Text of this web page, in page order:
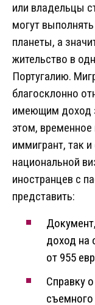
или владельцы
могут
планеты, а
жительство в
Португалию.
благосклонно
имеющим доход
этом,
иммигрант, так
национальной
иностранцев с
представить:
доход на
от 955
Справку
съемного